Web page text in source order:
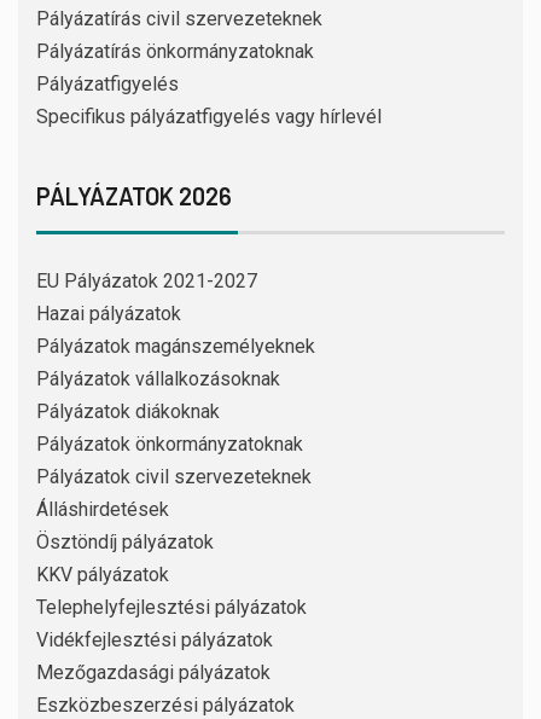
Pályázatírás civil szervezeteknek
Pályázatírás önkormányzatoknak
Pályázatfigyelés
Specifikus pályázatfigyelés vagy hírlevél
PÁLYÁZATOK 2026
EU Pályázatok 2021-2027
Hazai pályázatok
Pályázatok magánszemélyeknek
Pályázatok vállalkozásoknak
Pályázatok diákoknak
Pályázatok önkormányzatoknak
Pályázatok civil szervezeteknek
Álláshirdetések
Ösztöndíj pályázatok
KKV pályázatok
Telephelyfejlesztési pályázatok
Vidékfejlesztési pályázatok
Mezőgazdasági pályázatok
Eszközbeszerzési pályázatok